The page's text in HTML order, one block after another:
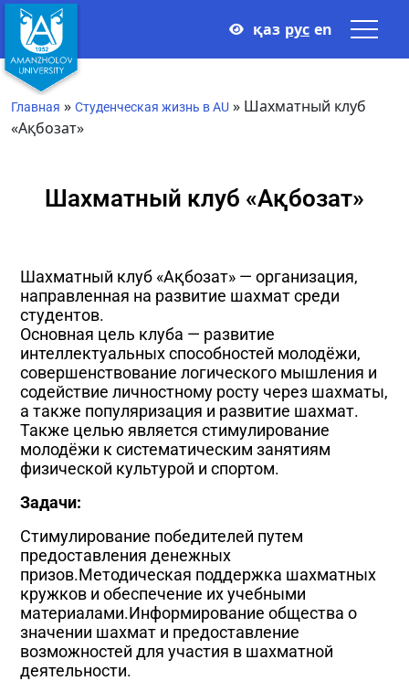
қаз рус en
Главная » Студенческая жизнь в AU » Шахматный клуб
«Ақбозат»
Шахматный клуб «Ақбозат»
Шахматный клуб «Ақбозат» — организация,
направленная на развитие шахмат среди
студентов.
Основная цель клуба — развитие
интеллектуальных способностей молодёжи,
совершенствование логического мышления и
содействие личностному росту через шахматы,
а также популяризация и развитие шахмат.
Также целью является стимулирование
молодёжи к систематическим занятиям
физической культурой и спортом.
Задачи:
Стимулирование победителей путем
предоставления денежных
призов.Методическая поддержка шахматных
кружков и обеспечение их учебными
материалами.Информирование общества о
значении шахмат и предоставление
возможностей для участия в шахматной
деятельности.